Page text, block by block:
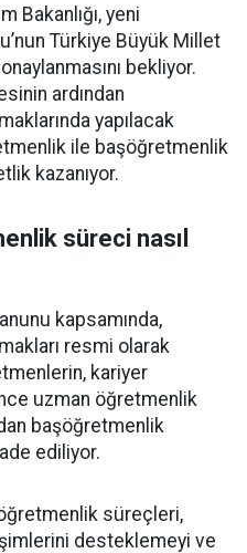
Bakanlığı, yeni
Türkiye Büyük Millet
bekliyor.
ardından
yapılacak
ile başöğretmenlik
kazanıyor.
süreci nasıl
kapsamında,
resmi olarak
kariyer
uzman öğretmenlik
başöğretmenlik
ediliyor.
süreçleri,
desteklemeyi ve